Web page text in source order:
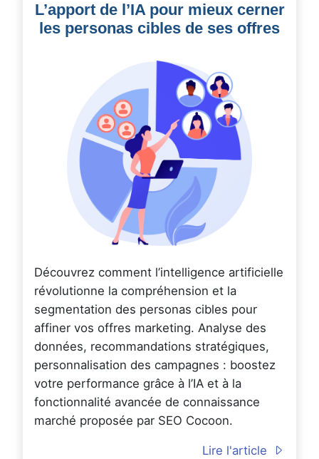
L’apport de l’IA pour mieux cerner
les personas cibles de ses offres
Découvrez comment l’intelligence artificielle
révolutionne la compréhension et la
segmentation des personas cibles pour
affiner vos offres marketing. Analyse des
données, recommandations stratégiques,
personnalisation des campagnes : boostez
votre performance grâce à l’IA et à la
fonctionnalité avancée de connaissance
marché proposée par SEO Cocoon.
Lire l'article